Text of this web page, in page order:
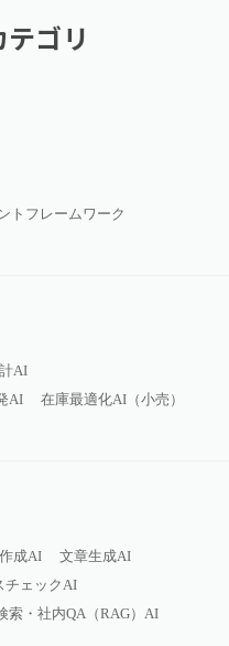
ゴリ
トフレームワーク
AI
AI
在庫最適化AI（小売）
成AI
文章生成AI
チェックAI
索・社内QA（RAG）AI